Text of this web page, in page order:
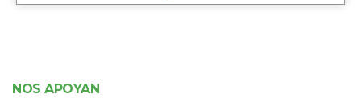
NOS APOYAN